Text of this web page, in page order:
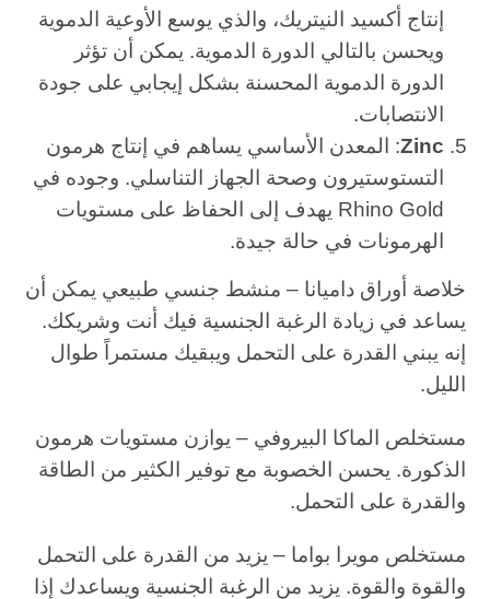
إنتاج أكسيد النيتريك، والذي يوسع الأوعية الدموية
ويحسن بالتالي الدورة الدموية. يمكن أن تؤثر
الدورة الدموية المحسنة بشكل إيجابي على جودة
الانتصابات.
Zinc: المعدن الأساسي يساهم في إنتاج هرمون
التستوستيرون وصحة الجهاز التناسلي. وجوده في
Rhino Gold يهدف إلى الحفاظ على مستويات
الهرمونات في حالة جيدة.
خلاصة أوراق داميانا – منشط جنسي طبيعي يمكن أن
يساعد في زيادة الرغبة الجنسية فيك أنت وشريكك.
إنه يبني القدرة على التحمل ويبقيك مستمراً طوال
الليل.
مستخلص الماكا البيروفي – يوازن مستويات هرمون
الذكورة. يحسن الخصوبة مع توفير الكثير من الطاقة
والقدرة على التحمل.
مستخلص مويرا بواما – يزيد من القدرة على التحمل
والقوة والقوة. يزيد من الرغبة الجنسية ويساعدك إذا